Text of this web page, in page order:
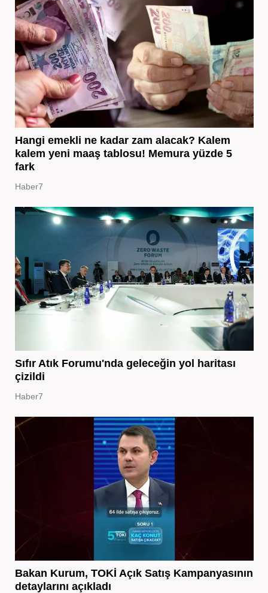
Hangi emekli ne kadar zam alacak? Kalem
kalem yeni maaş tablosu! Memura yüzde 5
fark
Haber7
Sıfır Atık Forumu'nda geleceğin yol haritası
çizildi
Haber7
Bakan Kurum, TOKİ Açık Satış Kampanyasının
detaylarını açıkladı